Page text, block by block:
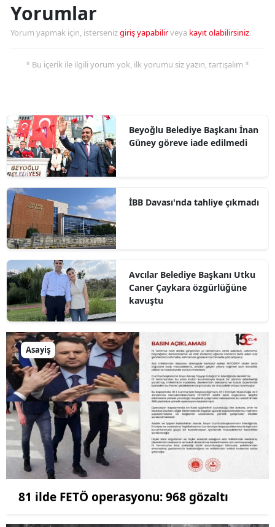
Yorumlar
Yorum yapmak için, istersenizgiriş yapabilirveya kayıt olabilirsiniz.
* Bu içerik ile ilgili yorum yok, ilk yorumu siz yazın, tartışalım *
Beyoğlu Belediye Başkanı İnan
Güney göreve iade edilmedi
İBB Davası'nda tahliye çıkmadı
Avcılar Belediye Başkanı Utku
Caner Çaykara özgürlüğüne
kavuştu
Asayiş
81 ilde FETÖ operasyonu: 968 gözaltı